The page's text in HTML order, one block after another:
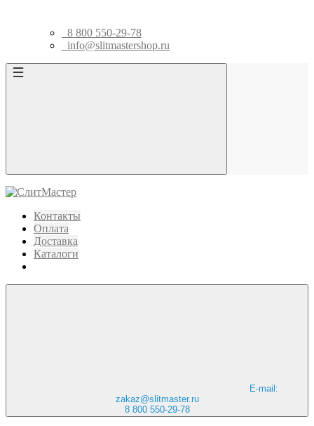
8 800 550-29-78
info@slitmastershop.ru
Контакты
Оплата
Доставка
Каталоги
E-mail:
zakaz@slitmaster.ru
8 800 550-29-78